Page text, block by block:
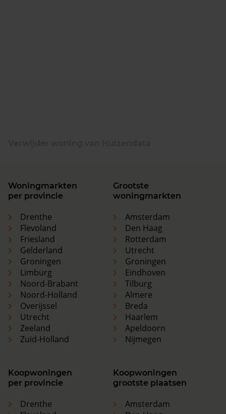
Woningmarkten
per provincie
Drenthe
Flevoland
Friesland
Gelderland
Groningen
Limburg
Noord-Brabant
Noord-Holland
Overijssel
Utrecht
Zeeland
Zuid-Holland
Grootste
woningmarkten
Amsterdam
Den Haag
Rotterdam
Utrecht
Groningen
Eindhoven
Tilburg
Almere
Breda
Haarlem
Apeldoorn
Nijmegen
Koopwoningen
per provincie
Drenthe
Koopwoningen
grootste plaatsen
Amsterdam